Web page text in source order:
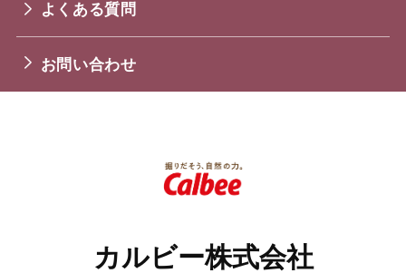
よくある質問
お問い合わせ
カルビー株式会社